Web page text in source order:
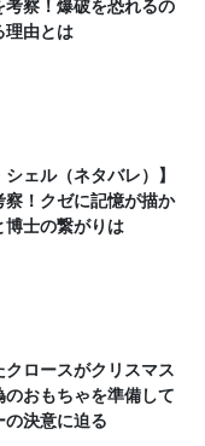
察！爆破を恐れるの
理由とは
ェル（ネタバレ）】
！クゼに記憶が描か
士の繋がりは
クロースがクリスマス
おもちゃを準備して
決意に迫る